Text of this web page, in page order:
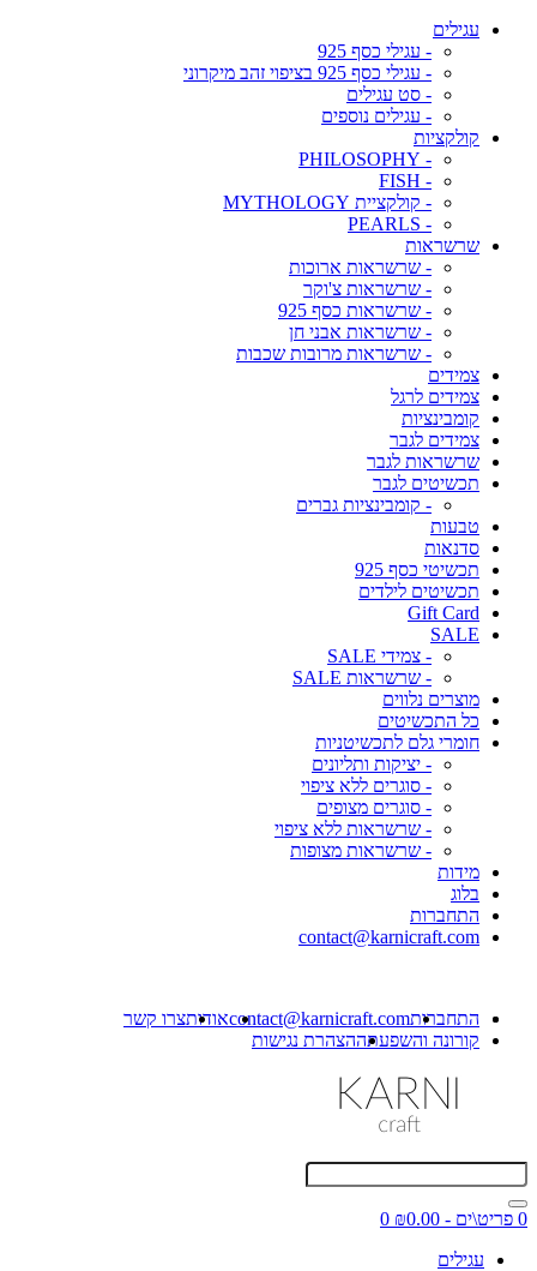
עגילים
- עגילי כסף 925
- עגילי כסף 925 בציפוי זהב מיקרוני
- סט עגילים
- עגילים נוספים
קולקציות
- PHILOSOPHY
- FISH
- קולקציית MYTHOLOGY
- PEARLS
שרשראות
- שרשראות ארוכות
- שרשראות צ'וקר
- שרשראות כסף 925
- שרשראות אבני חן
- שרשראות מרובות שכבות
צמידים
צמידים לרגל
קומבינציות
צמידים לגבר
שרשראות לגבר
תכשיטים לגבר
- קומבינציות גברים
טבעות
סדנאות
תכשיטי כסף 925
תכשיטים לילדים
Gift Card
SALE
- צמידי SALE
- שרשראות SALE
מוצרים נלווים
כל התכשיטים
חומרי גלם לתכשיטניות
- יציקות ותליונים
- סוגרים ללא ציפוי
- סוגרים מצופים
- שרשראות ללא ציפוי
- שרשראות מצופות
מידות
בלוג
התחברות
contact@karnicraft.com
התחברותcontact@karnicraft.comאודותצרו קשר
קורונה והשפעתההצהרת נגישות
0 פריט\ים - ₪0.00
0
עגילים